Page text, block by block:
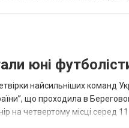
юні
найсильніших команд
що проходила в
на четвертому місці серед